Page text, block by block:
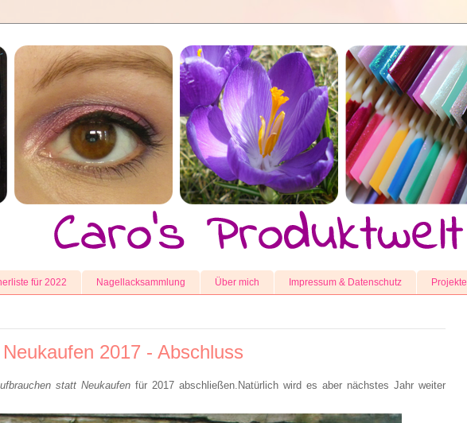
für 2022 Nagellacksammlung Über mich Impressum & Datenschutz Projekte
2017 - Abschluss
statt Neukaufen für 2017 abschließen.Natürlich wird es aber nächstes Jahr weiter